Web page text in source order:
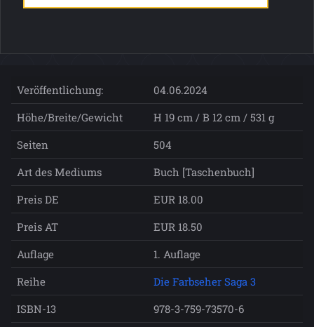
Veröffentlichung:
04.06.2024
Höhe/Breite/Gewicht
H 19 cm / B 12 cm / 531 g
Seiten
504
Art des Mediums
Buch [Taschenbuch]
Preis DE
EUR 18.00
Preis AT
EUR 18.50
Auflage
1. Auflage
Reihe
Die Farbseher Saga 3
ISBN-13
978-3-759-73570-6